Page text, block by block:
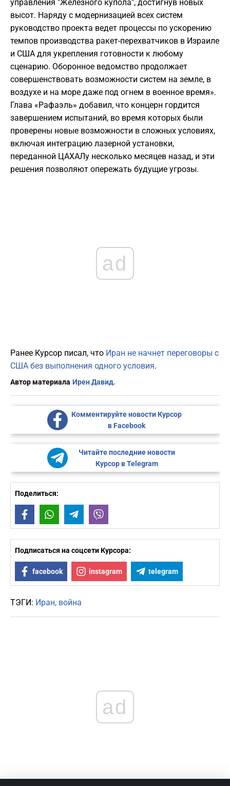
управления "Железного купола", достигнув новых
высот. Наряду с модернизацией всех систем
руководство проекта ведет процессы по ускорению
темпов производства ракет-перехватчиков в Израиле
и США для укрепления готовности к любому
сценарию. Оборонное ведомство продолжает
совершенствовать возможности систем на земле, в
воздухе и на море даже под огнем в военное время».
Глава «Рафаэль» добавил, что концерн гордится
завершением испытаний, во время которых были
проверены новые возможности в сложных условиях,
включая интеграцию лазерной установки,
переданной ЦАХАЛу несколько месяцев назад, и эти
решения позволяют опережать будущие угрозы.
ad
Ранее Курсор писал, что Иран не начнет переговоры с
США без выполнения одного условия.
Автор материала Ирен Давид.
Комментируйте новости Курсор
в Facebook
Читайте последние новости
Курсор в Telegram
Поделиться:
FacebookWhatsAppTelegram
Подписаться на соцсети Курсора:
facebook instagram telegram
ТЭГИ: Иран война
ad